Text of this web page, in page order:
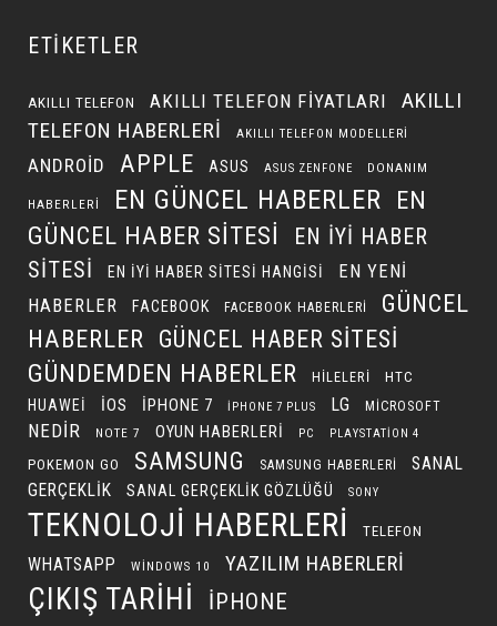
ETIKETLER
AKILLI TELEFON AKILLI TELEFON FIYATLARI
AKILLI
TELEFON HABERLERI
AKILLI TELEFON MODELLERI
ANDROID APPLE ASUS ASUS ZENFONE DONANIM
HABERLERI EN GÜNCEL HABERLER EN
GÜNCEL HABER SITESI
EN IYI HABER
SITESI
EN IYI HABER SITESI HANGISI
EN YENI
HABERLER
FACEBOOK FACEBOOK HABERLERI
GÜNCEL
HABERLER
GÜNCEL HABER SITESI
GÜNDEMDEN HABERLER HILELERI HTC
HUAWEI IOS IPHONE 7 IPHONE 7 PLUS LG MICROSOFT
NEDIR NOTE 7 OYUN HABERLERI PC PLAYSTATION 4
POKEMON GO SAMSUNG SAMSUNG HABERLERI
SANAL
GERÇEKLIK
SANAL GERÇEKLIK GÖZLÜĞÜ SONY
TEKNOLOJI HABERLERI TELEFON
WHATSAPP WINDOWS 10 YAZILIM HABERLERI
ÇIKIŞ TARIHI İPHONE